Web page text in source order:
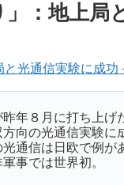
：地上局
光通信実験に成
年８月に打ち上
向の光通信実験
通信は日欧で例
事では世界初。